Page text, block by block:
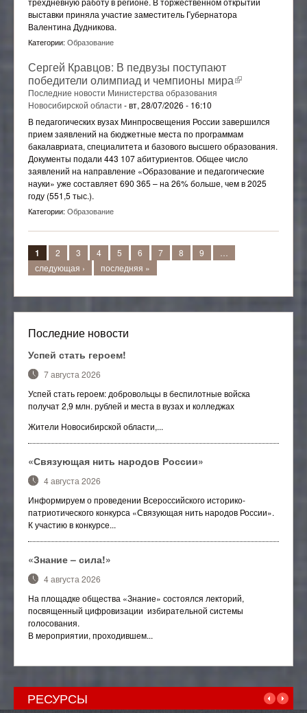
выставки приняла участие заместитель Губернатора
Валентина Дудникова.
Категории: Образование
Сергей Кравцов: В педвузы поступают
победители олимпиад и чемпионы мира(внешняя
Последние новости Министерства образования
Новосибирской области -вт, 28/07/2026 - 16:10
В педагогических вузах Минпросвещения России завершился
прием заявлений на бюджетные места по программам
бакалавриата, специалитета и базового высшего образования.
Документы подали 443 107 абитуриентов. Общее число
заявлений на направление «Образование и педагогические
науки» уже составляет 690 365 – на 26% больше, чем в 2025
году (551,5 тыс.).
Категории: Образование
Страницы
1 2 3 4 5 6 7 8 9
следующая ›
последняя »
Последние новости
Успей стать героем!
7 августа 2026
Успей стать героем: добровольцы в беспилотные войска
получат 2,9 млн. рублей и места в вузах и колледжах
Жители Новосибирской области,...
«Связующая нить народов России»
4 августа 2026
Информируем о проведении Всероссийского историко-
патриотического конкурса «Связующая нить народов России».
К участию в конкурсе...
«Знание – сила!»
4 августа 2026
На площадке общества «Знание» состоялся лекторий,
посвященный цифровизации избирательной системы
голосования.
В мероприятии, проходившем...
РЕСУРСЫ